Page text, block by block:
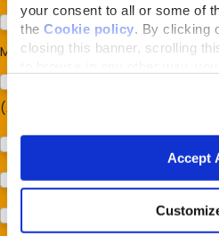
your consent to all or some of
the Cookie policy . By clicking
closing this banner, scrolling
Accept
Per ora no
Mi interessa:*
(Almonature - Fondazione
Protezione della biodiversità
Protezione dei cani e dei gatti
Prodotti (Almo Nature)